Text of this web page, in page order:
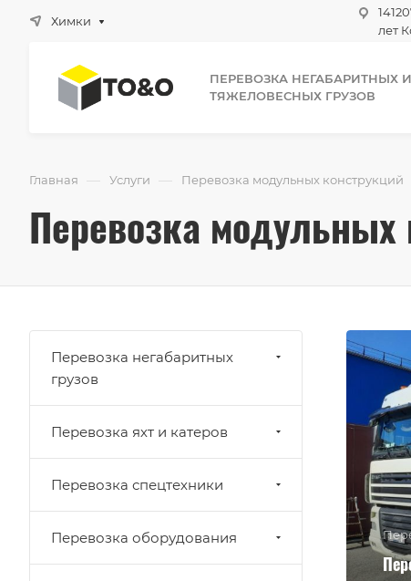
Химки
лет
ПЕРЕВОЗКА НЕГАБАРИТНЫХ И
ТЯЖЕЛОВЕСНЫХ ГРУЗОВ
Главная — Услуги — Перевозка модульных конструкций
Перевозка модульных
Перевозка негабаритных
грузов
Перевозка яхт и катеров
Перевозка спецтехники
Перевозка оборудования